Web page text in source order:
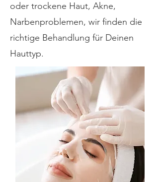
oder trockene Haut, Akne,
Narbenproblemen, wir finden die
richtige Behandlung für Deinen
Hauttyp.